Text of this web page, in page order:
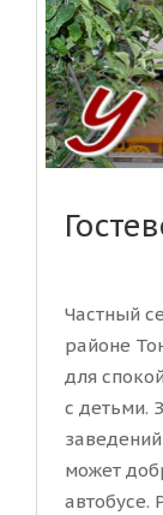
Частный
районе
для
с детьми.
может
автобусе.